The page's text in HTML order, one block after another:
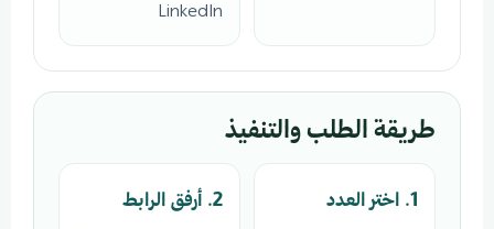
LinkedIn
طريقة الطلب والتنفيذ
1. اختر العدد 2. أرفق الرابط